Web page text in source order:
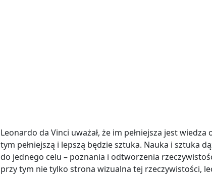
Leonardo da Vinci uważał, że im pełniejsza jest
tym pełniejszą i lepszą będzie sztuka. Nauka i sztuka
do jednego celu – poznania i odtworzenia
przy tym nie tylko strona wizualna tej rzeczywistości,